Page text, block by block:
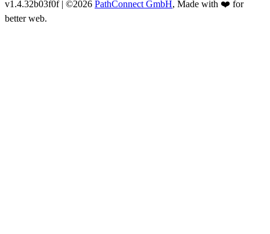
v1.4.32b03f0f| ©2026 PathConnect GmbH, Made with ❤️ for
better web.